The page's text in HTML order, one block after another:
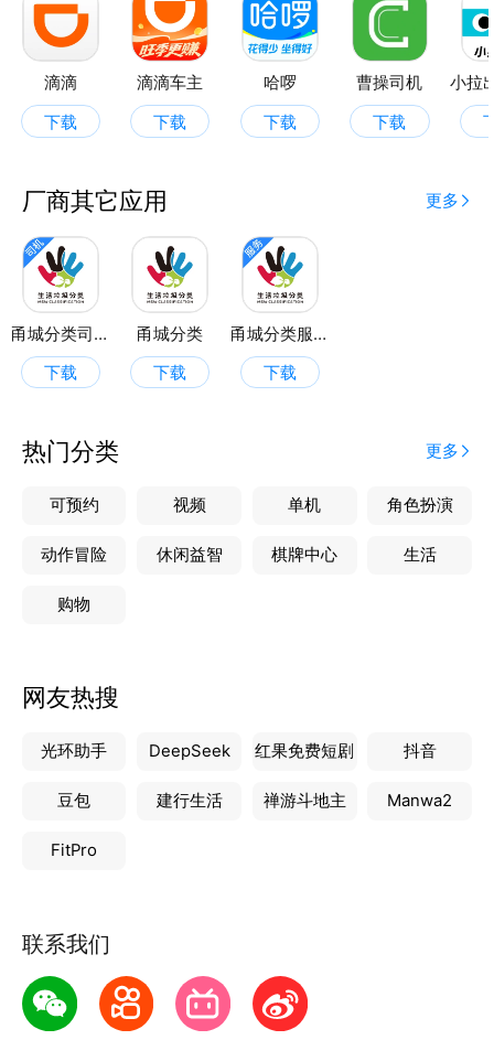
滴滴
下载
滴滴车主
下载
哈啰
下载
曹操司机
下载
厂商其它应用 更多
甬城分类司机端
下载
甬城分类
下载
甬城分类服务端
下载
热门分类 更多
可预约 视频 单机 角色扮演
动作冒险 休闲益智 棋牌中心 生活
购物
网友热搜
光环助手 DeepSeek 红果免费短剧 抖音
豆包 建行生活 禅游斗地主 Manwa2
FitPro
联系我们